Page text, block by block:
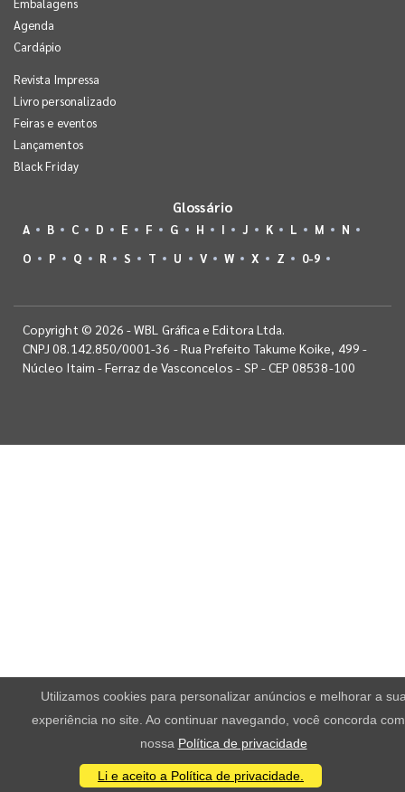
Agenda
Cardápio
Revista Impressa
Livro personalizado
Feiras e eventos
Lançamentos
Black Friday
Glossário
A B C D E F G H I J K L M
N
O
P Q R S T U V W X Z 0-9
Copyright © 2026 - WBL Gráfica e Editora Ltda.
CNPJ 08.142.850/0001-36 - Rua Prefeito Takume Koike, 499 -
Núcleo Itaim - Ferraz de Vasconcelos - SP - CEP 08538-100
Utilizamos cookies para personalizar anúncios e melhorar a
experiência no site. Ao continuar navegando, você concorda
nossa Política de privacidade
Li e aceito a Política de privacidade.